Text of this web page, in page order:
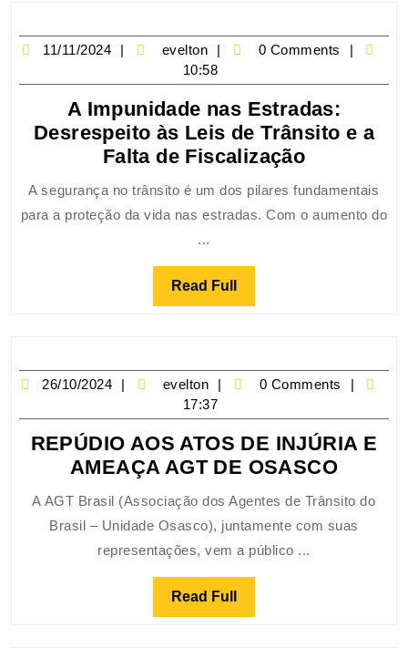
11/11/2024 evelton
0 Comments
10:58
A Impunidade nas Estradas:
Desrespeito às Leis de Trânsito e a
Falta de Fiscalização
A segurança no trânsito é um dos pilares fundamentais
para a proteção da vida nas estradas. Com o aumento do
...
Read Full
26/10/2024 evelton
0 Comments
17:37
REPÚDIO AOS ATOS DE INJÚRIA E
AMEAÇA AGT DE OSASCO
A AGT Brasil (Associação dos Agentes de Trânsito do
Brasil – Unidade Osasco), juntamente com suas
representações, vem a público ...
Read Full